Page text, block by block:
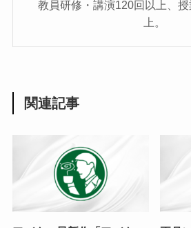
教員研修・講演120回以上、
上。
関連記事